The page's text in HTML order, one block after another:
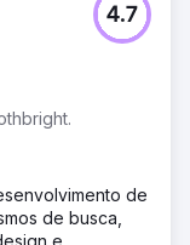
4.7
de
de busca,
e